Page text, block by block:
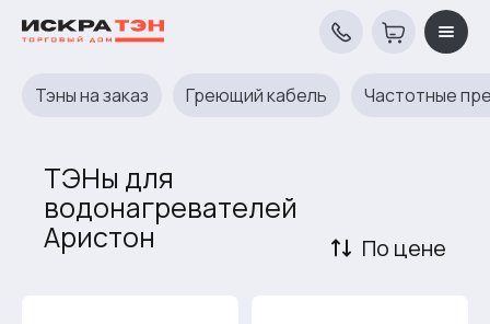
Тэны на заказ Греющий кабель Частотные
ТЭНы для
водонагревателей
Аристон По цене